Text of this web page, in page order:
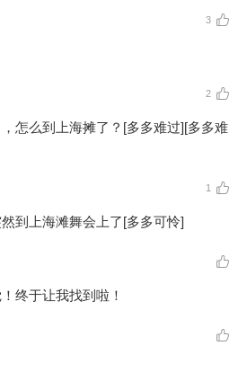
3
2
怎么到上海摊了？ [多多难过][多多难
1
到上海滩舞会上了[多多可怜]
终于让我找到啦！